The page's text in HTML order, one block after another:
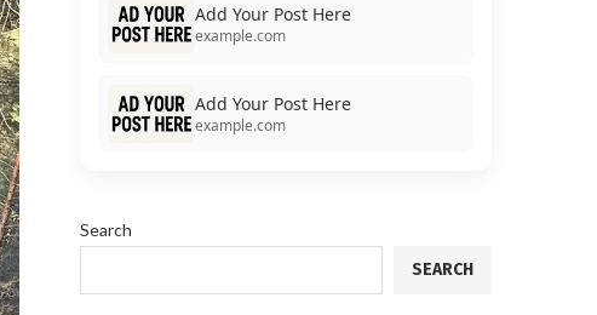
Add Your Post Here
example.com
Add Your Post Here
example.com
Search
SEARCH